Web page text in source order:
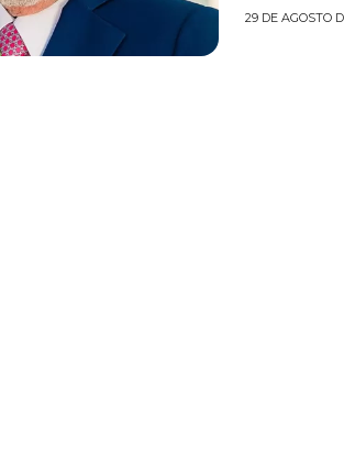
29 DE AGOSTO